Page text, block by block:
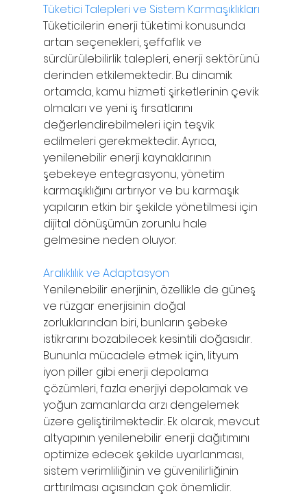
Tüketici Talepleri ve Sistem Karmaşıklıkları
Tüketicilerin enerji tüketimi konusunda
artan seçenekleri, şeffaflık ve
sürdürülebilirlik talepleri, enerji sektörünü
derinden etkilemektedir. Bu dinamik
ortamda, kamu hizmeti şirketlerinin çevik
olmaları ve yeni iş fırsatlarını
değerlendirebilmeleri için teşvik
edilmeleri gerekmektedir. Ayrıca,
yenilenebilir enerji kaynaklarının
şebekeye entegrasyonu, yönetim
karmaşıklığını artırıyor ve bu karmaşık
yapıların etkin bir şekilde yönetilmesi için
dijital dönüşümün zorunlu hale
gelmesine neden oluyor.
Aralıklılık ve Adaptasyon
Yenilenebilir enerjinin, özellikle de güneş
ve rüzgar enerjisinin doğal
zorluklarından biri, bunların şebeke
istikrarını bozabilecek kesintili doğasıdır.
Bununla mücadele etmek için, lityum
iyon piller gibi enerji depolama
çözümleri, fazla enerjiyi depolamak ve
yoğun zamanlarda arzı dengelemek
üzere geliştirilmektedir. Ek olarak, mevcut
altyapının yenilenebilir enerji dağıtımını
optimize edecek şekilde uyarlanması,
sistem verimliliğinin ve güvenilirliğinin
arttırılması açısından çok önemlidir.